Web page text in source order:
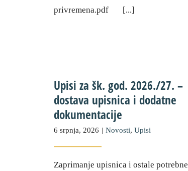
privremena.pdf [...]
Upisi za šk. god. 2026./27. –
dostava upisnica i dodatne
dokumentacije
6 srpnja, 2026 | Novosti, Upisi
Zaprimanje upisnica i ostale potrebne